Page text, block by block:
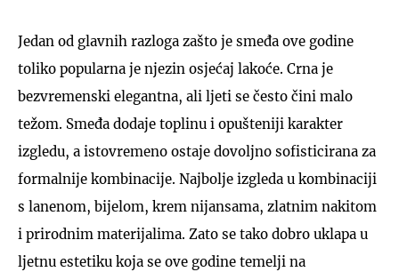
Jedan od glavnih razloga zašto je smeđa ove godine
toliko popularna je njezin osjećaj lakoće. Crna je
bezvremenski elegantna, ali ljeti se često čini malo
težom. Smeđa dodaje toplinu i opušteniji karakter
izgledu, a istovremeno ostaje dovoljno sofisticirana za
formalnije kombinacije. Najbolje izgleda u kombinaciji
s lanenom, bijelom, krem nijansama, zlatnim nakitom
i prirodnim materijalima. Zato se tako dobro uklapa u
ljetnu estetiku koja se ove godine temelji na